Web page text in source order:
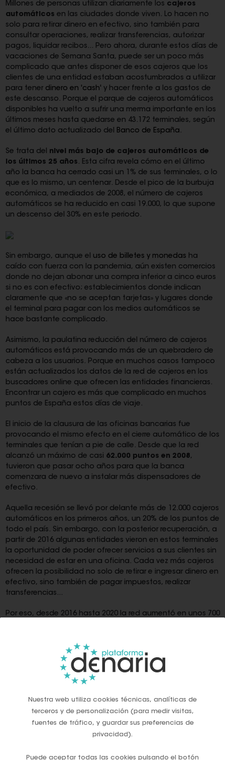
Millones de personas utilizan diariamente los cajeros
automáticos en las ciudades donde viven. Lo hacen no
solo para retirar dinero en efectivo, sino también para
consultar operaciones, realizar transferencias, autorizar
pagos, liquidar recibos... Pero ahora, durante estos días de
vacaciones de Semana Santa, puede ser un poco más
complicado que antes disponer de esos cajeros que los
clientes de una entidad estaban acostumbrados a utilizar
para tener dinero en 'cash' y hacer frente a los gastos de
este descanso. Porque el parque de cajeros automáticos
disponibles ha vuelto a sufrir una merma importante en los
últimos meses hasta quedarse en 43.172 terminales, según
el último dato actualizado del Banco de España .
Se trata del nivel más bajo de cajeros automáticos de
los últimos 25 años . Esta cifra revela cómo en el último
año la banca ha cerrado casi un 1% de sus terminales, o lo
que es lo mismo, un centenar. Desde el pico de la burbuja
económica, a mediados de 2008, el número de cajeros
automáticos se ha reducido en casi 19.000, lo que supone
un descenso del 30% en este periodo.
Sin embargo, aunque el uso de billetes y monedas ha
caído con fuerza con la pandemia, aún existen comercios
donde no dejan abonar una compra inferior a cinco euros
si no es con efectivo; establecimientos donde indican
claramente que «no se aceptan tarjetas» y lugares donde
el terminal para pagar con los medios automáticos se
hace bastante complicado.
Asimismo, la paulatina reducción del número de cajeros
automáticos está provocando más de un quebradero de
cabeza a los usuarios. Porque en muchos casos tampoco
están actualizados los datos de la red de cajeros en los
buscadores online que ofrecen las entidades financieras.
Encontrar un cajero es más que complicado en muchos
puntos de España estos días de viaje.
El inicio de la clausura de las oficinas bancarias fue
provocando el mismo efecto en el cierre automático de los
terminales que tenían a pie de calle. Desde que la red
alcanzó un máximo de casi 62.000 puntos en 2008,
tuvieron que pasar ocho años para que la banca
comenzara de nuevo a instalar más dispensadores de
efectivo.
Aquella recesión se llevó por delante más de 12.000 cajeros
automáticos en los primeros años, un 20% de los puntos de
todo el país. Sin embargo, con la posterior recuperación, a
partir de 2016 algunas entidades vieron en estos terminales
la oportunidad de poder ofrecer servicios a sus clientes sin
necesidad de estar en una oficina. Cada vez más cajeros
ofrecen la posibilidad no solo de retirar e ingresar dinero en
efectivo, sino también de pagar impuestos, realizar
transferencias...
Por eso, desde 2016 hasta 2020 la red aumentó en unos 700
muchos casos lo que se hacía era intentar evitar una
duplicidad de puntos de dispensación de dinero en
efectivo -por estar las oficinas muy cerca unas de otras-,
en otros casos muchas localidades pequeñas se quedaron
Esta realidad, asimismo, encuentra contestación en el
acuerdo firmado entre la banca y el Ministerio de Economía
Nuestra web utiliza cookies técnicas, analíticas de
terceros y de personalización (para medir visitas,
fuentes de tráfico, y guardar sus preferencias de
privacidad).
Puede aceptar todas las cookies pulsando el botón